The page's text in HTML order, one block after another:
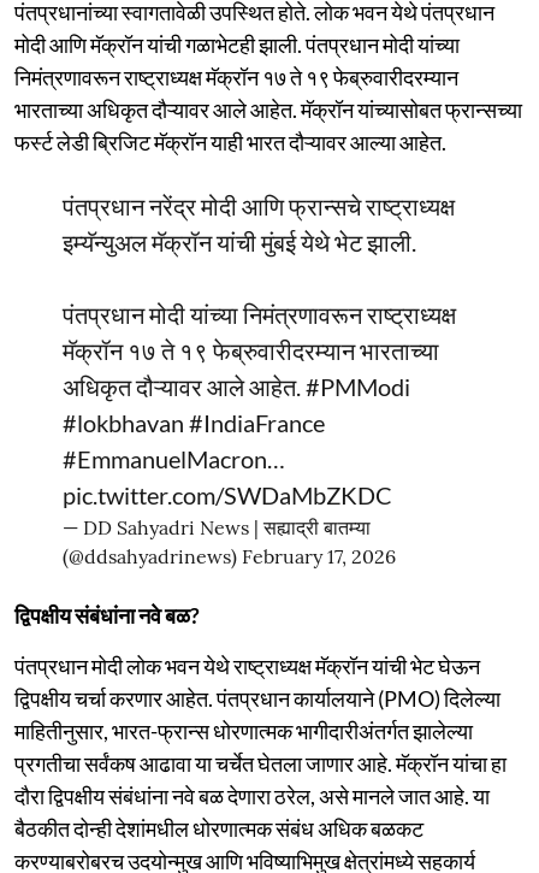
पंतप्रधानांच्या स्वागतावेळी उपस्थित होते. लोक भवन येथे पंतप्रधान
मोदी आणि मॅक्रॉन यांची गळाभेटही झाली. पंतप्रधान मोदी यांच्या
निमंत्रणावरून राष्ट्राध्यक्ष मॅक्रॉन १७ ते १९ फेब्रुवारीदरम्यान
भारताच्या अधिकृत दौऱ्यावर आले आहेत. मॅक्रॉन यांच्यासोबत फ्रान्सच्या
फर्स्ट लेडी ब्रिजिट मॅक्रॉन याही भारत दौऱ्यावर आल्या आहेत.
पंतप्रधान नरेंद्र मोदी आणि फ्रान्सचे राष्ट्राध्यक्ष
इम्यॅन्युअल मॅक्रॉन यांची मुंबई येथे भेट झाली.
पंतप्रधान मोदी यांच्या निमंत्रणावरून राष्ट्राध्यक्ष
मॅक्रॉन १७ ते १९ फेब्रुवारीदरम्यान भारताच्या
अधिकृत दौऱ्यावर आले आहेत. #PMModi
#lokbhavan #IndiaFrance
#EmmanuelMacron …
pic.twitter.com/SWDaMbZKDC
— DD Sahyadri News | सह्याद्री बातम्या
(@ddsahyadrinews) February 17, 2026
द्विपक्षीय संबंधांना नवे बळ?
पंतप्रधान मोदी लोक भवन येथे राष्ट्राध्यक्ष मॅक्रॉन यांची भेट घेऊन
द्विपक्षीय चर्चा करणार आहेत. पंतप्रधान कार्यालयाने (PMO) दिलेल्या
माहितीनुसार, भारत-फ्रान्स धोरणात्मक भागीदारीअंतर्गत झालेल्या
प्रगतीचा सर्वंकष आढावा या चर्चेत घेतला जाणार आहे. मॅक्रॉन यांचा हा
दौरा द्विपक्षीय संबंधांना नवे बळ देणारा ठरेल, असे मानले जात आहे. या
बैठकीत दोन्ही देशांमधील धोरणात्मक संबंध अधिक बळकट
करण्याबरोबरच उदयोन्मुख आणि भविष्याभिमुख क्षेत्रांमध्ये सहकार्य